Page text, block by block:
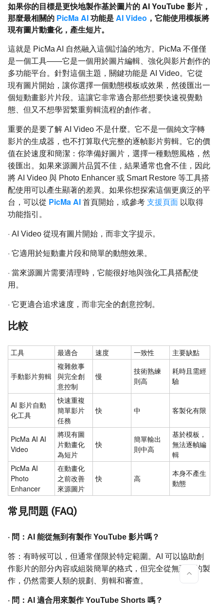
如果你的目標是更快地製作基於圖片的 AI YouTube 影片，
那麼最相關的 PicMa AI功能是AI Video ，它能使用模板將
現有圖片動畫化，產生短片。
這就是 PicMa AI 自然融入這個討論的地方。PicMa 不僅僅
是一個工具——它是一個用於圖片編輯、強化與影片創作的
多功能平台。針對這個主題，關鍵功能是 AI Video。它從
現有圖片開始，讓你選擇一個動態模板或效果，然後匯出一
個短動畫影片片段。這讓它非常適合那些想要快速視覺動
態、但又不想學習繁重剪輯流程的創作者。
重要的是要了解 AI Video 不是什麼。它不是一個純文字轉
影片的生成器，也不打算取代完整的逐幀影片剪輯。它的價
值在於速度和簡潔：你準備好圖片，選擇一種動態風格，然
後匯出。如果來源圖片品質不佳，結果通常也會不佳，因此
將 AI Video 與 Photo Enhancer 或 Smart Restore 等工具搭
配使用可以產生顯著的差異。如果你想探索這個更廣泛的平
台，可以從 PicMa AI 首頁開始，或參考 支援頁面 以取得
功能指引。
· AI Video 從現有圖片開始，而非文字提示。
· 它適用於短動畫片段和簡單的動態效果。
· 當來源圖片需要清理時，它能很好地與強化工具搭配使
用。
· 它更適合追求速度，而非完全的創意控制。
比較
工具 最適合 速度 一致性 主要缺點
手動影片剪輯
複雜敘事
與完全創
意控制
慢
技術熟練
則高
耗時且需經
驗
AI 影片自動
化工具
快速重複
簡單影片
任務
快 中 客製化有限
PicMa AI AI
Video
將現有圖
片動畫化
為短片
快
簡單輸出
則中高
基於模板，
無法逐幀編
輯
PicMa AI
Photo
Enhancer
在動畫化
之前改善
來源圖片
快 高
本身不產生
動態
常見問題 (FAQ)
· 問：AI 能從無到有製作 YouTube 影片嗎？
答：有時候可以，但通常僅限於特定範圍。AI 可以協助創
作影片的部分內容或組裝簡單的格式，但完全從無到有的製
作，仍然需要人類的規劃、剪輯和審查。
· 問：AI 適合用來製作 YouTube Shorts 嗎？